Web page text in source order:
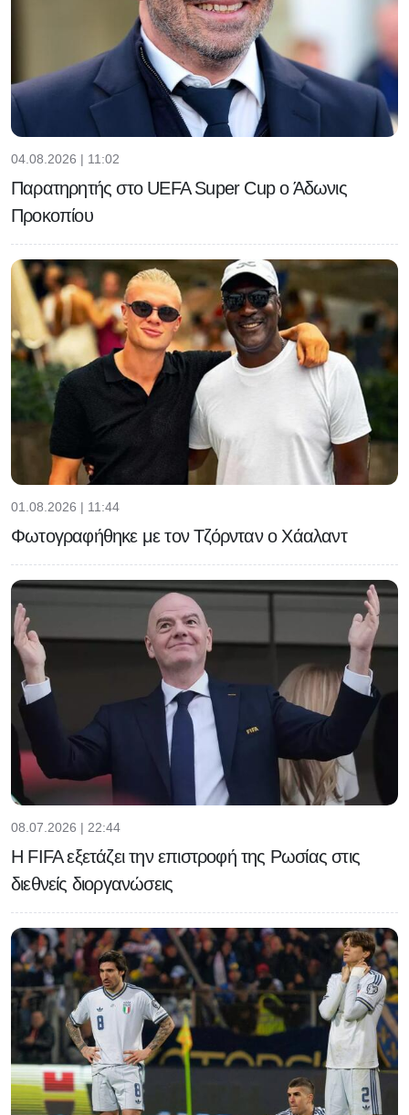
04.08.2026 | 11:02
Παρατηρητής στο UEFA Super Cup ο Άδωνις
Προκοπίου
01.08.2026 | 11:44
Φωτογραφήθηκε με τον Τζόρνταν ο Χάαλαντ
08.07.2026 | 22:44
Η FIFA εξετάζει την επιστροφή της Ρωσίας στις
διεθνείς διοργανώσεις